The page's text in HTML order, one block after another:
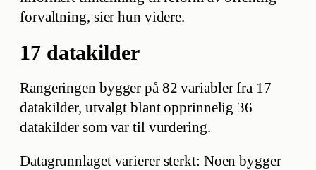
forvaltning, sier hun videre.
17 datakilder
Rangeringen bygger på 82 variabler fra 17
datakilder, utvalgt blant opprinnelig 36
datakilder som var til vurdering.
Datagrunnlaget varierer sterkt: Noen bygger